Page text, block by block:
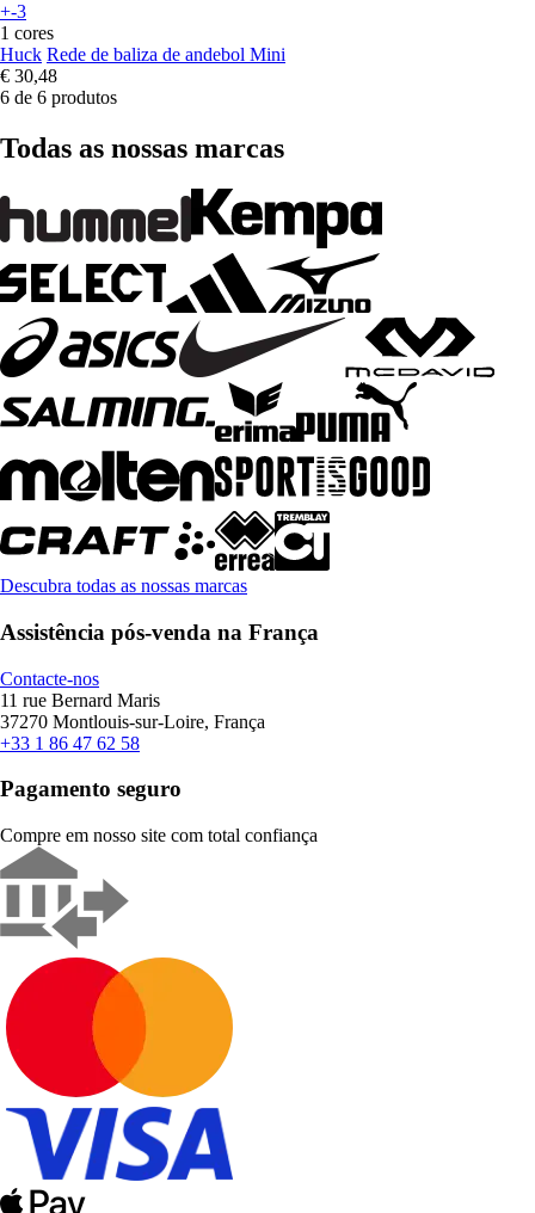
+-3
1 cores
Huck Rede de baliza de andebol Mini
€ 30,48
6 de 6 produtos
Todas as nossas marcas
Descubra todas as nossas marcas
Assistência pós-venda na França
Contacte-nos
11 rue Bernard Maris
37270 Montlouis-sur-Loire, França
+33 1 86 47 62 58
Pagamento seguro
Compre em nosso site com total confiança